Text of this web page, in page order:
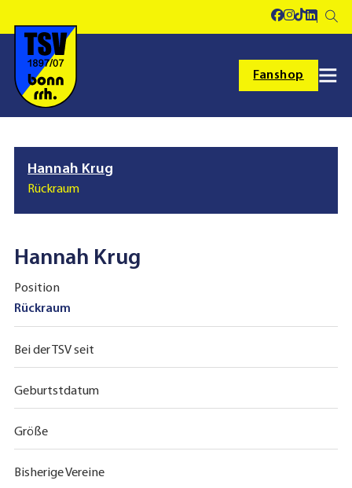
Fanshop
Hannah Krug
Rückraum
Hannah Krug
Position
Rückraum
Bei der TSV seit
Geburtstdatum
Größe
Bisherige Vereine